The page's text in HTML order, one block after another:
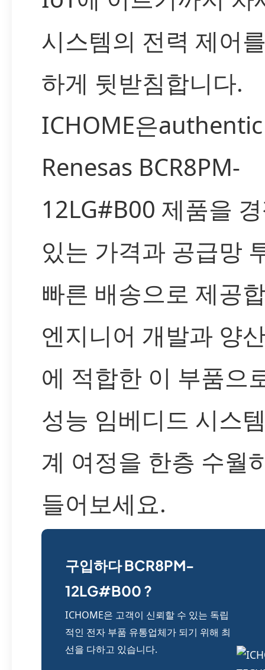
시스템의 전력 제어
하게 뒷받침합니다.
ICHOME은authentic
Renesas BCR8PM-
12LG#B00 제품을
있는 가격과 공급망
빠른 배송으로 제공
엔지니어 개발과 양
에 적합한 이 부품으
성능 임베디드 시스
계 여정을 한층 수월
들어보세요.
구입하다 BCR8PM-
12LG#B00 ?
ICHOME은 고객이 신뢰할 수 있는 독립
적인 전자 부품 유통업체가 되기 위해 최
선을 다하고 있습니다.